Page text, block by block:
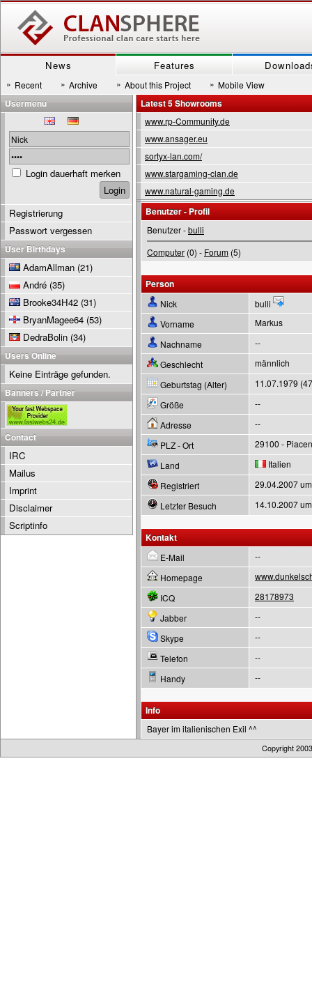
News Features
» Recent » Archive » About this Project » Mobile View
Latest 5 Showrooms
www.rp-Community.de
www.ansager.eu
sortyx-lan.com/
www.stargaming-clan.de
www.natural-gaming.de
Benutzer - Profil
Benutzer -bulli
Computer (0) - Forum (5)
Person
Nick
bulli
Vorname
Markus
Nachname
--
Geschlecht
männlich
Geburtstag (Alter)
11.07.1979
Größe
--
Adresse
--
PLZ - Ort
29100 -
Land
Italien
Registriert
29.04.2007
Letzter Besuch
14.10.2007
Kontakt
E-Mail
--
Homepage
ICQ
28178973
Jabber
--
Skype
--
Telefon
--
Handy
--
Info
Bayer im italienischen Exil ^^
Usermenu
Login dauerhaft merken
Registrierung
Passwort vergessen
User Birthdays
AdamAllman (21)
André (35)
Brooke34H42 (31)
BryanMagee64 (53)
DedraBolin (34)
Users Online
Keine Einträge gefunden.
Banners / Partner
Contact
IRC
Mailus
Imprint
Disclaimer
Scriptinfo
Copyright